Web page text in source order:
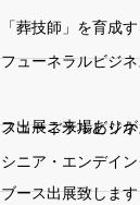
「葬技師」を育成
フューネラルビジ
ス出展ご来場あり
フューネラルビジ
ブース出展致します
シニア・エンデイ